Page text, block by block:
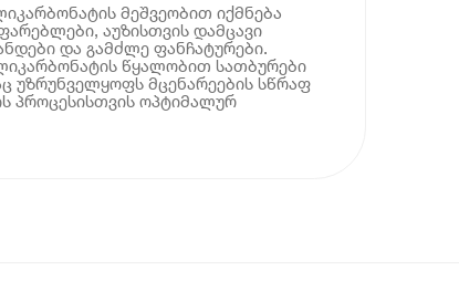
მეშვეობით იქმნება
აუზისთვის დამცავი
და გამძლე ფანჩატურები.
წყალობით სათბურები
უზრუნველყოფს მცენარეების სწრაფ
პროცესისთვის ოპტიმალურ